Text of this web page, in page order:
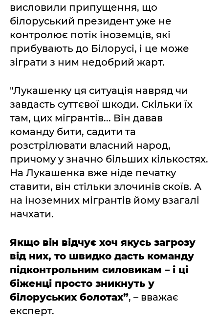
висловили припущення, що
білоруський президент уже не
контролює потік іноземців, які
прибувають до Білорусі, і це може
зіграти з ним недобрий жарт.
"Лукашенку ця ситуація навряд чи
завдасть суттєвої шкоди. Скільки їх
там, цих мігрантів... Він давав
команду бити, садити та
розстрілювати власний народ,
причому у значно більших кількостях.
На Лукашенка вже ніде печатку
ставити, він стільки злочинів скоїв. А
на іноземних мігрантів йому взагалі
начхати.
Якщо він відчує хоч якусь загрозу
від них, то швидко дасть команду
підконтрольним силовикам – і ці
біженці просто зникнуть у
білоруських болотах”, – вважає
експерт.